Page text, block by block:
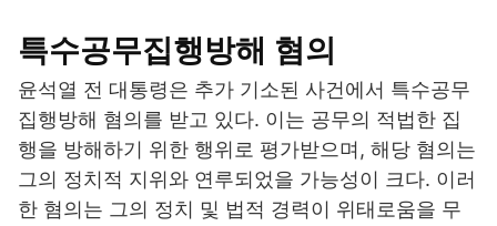
특수공무집행방해 혐의
윤석열 전 대통령은 추가 기소된 사건에서 특수공무
집행방해 혐의를 받고 있다. 이는 공무의 적법한 집
행을 방해하기 위한 행위로 평가받으며, 해당 혐의는
그의 정치적 지위와 연루되었을 가능성이 크다. 이러
한 혐의는 그의 정치 및 법적 경력이 위태로움을 무